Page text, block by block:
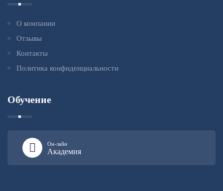
О компании
Отзывы
Контакты
Политика конфиденциальности
Обучение
Он-лайн
Академия